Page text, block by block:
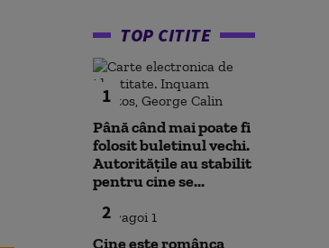
TOP CITITE
1
Până când mai poate fi
folosit buletinul vechi.
Autoritățile au stabilit
pentru cine se...
2
Cine este românca